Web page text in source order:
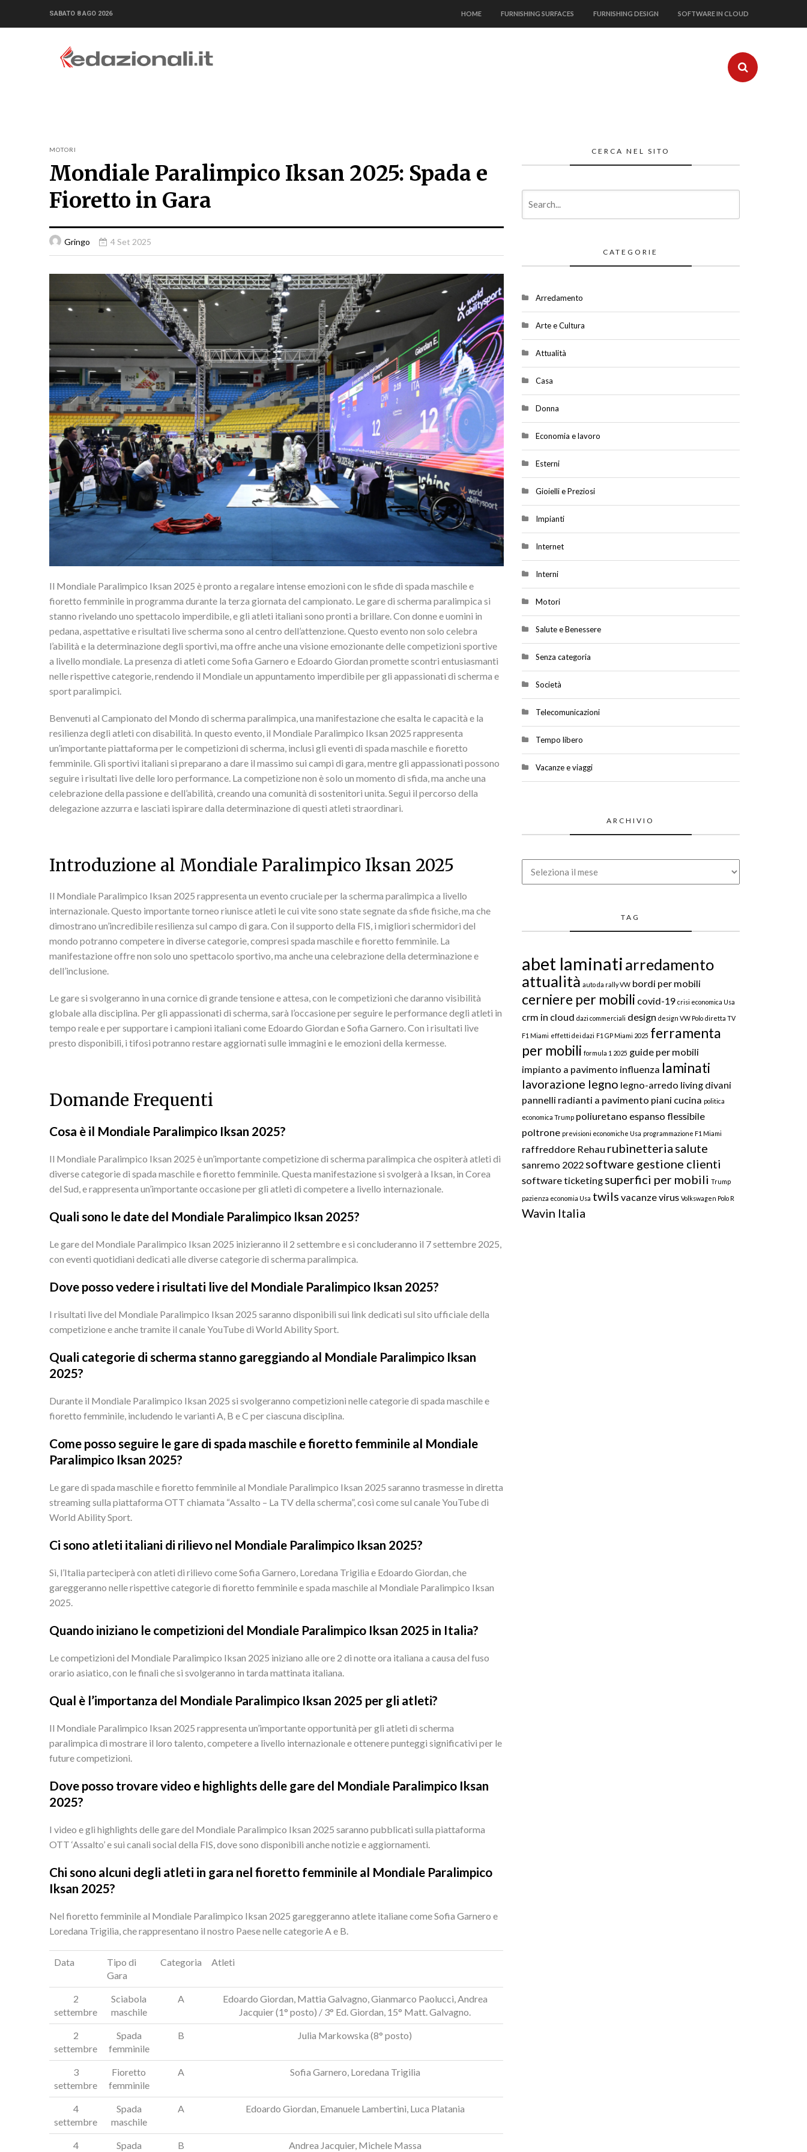
SABATO 8 AGO 2026 HOME FURNISHING SURFACES FURNISHING DESIGN SOFTWARE IN CLOUD
MOTORI
Mondiale Paralimpico Iksan 2025: Spada e
Fioretto in Gara
Gringo 4 Set 2025
Il Mondiale Paralimpico Iksan 2025 è pronto a regalare intense emozioni con le sfide di spada maschile e
fioretto femminile in programma durante la terza giornata del campionato. Le gare di scherma paralimpica si
stanno rivelando uno spettacolo imperdibile, e gli atleti italiani sono pronti a brillare. Con donne e uomini in
pedana, aspettative e risultati live scherma sono al centro dell’attenzione. Questo evento non solo celebra
l’abilità e la determinazione degli sportivi, ma offre anche una visione emozionante delle competizioni sportive
a livello mondiale. La presenza di atleti come Sofia Garnero e Edoardo Giordan promette scontri entusiasmanti
nelle rispettive categorie, rendendo il Mondiale un appuntamento imperdibile per gli appassionati di scherma e
sport paralimpici.
Benvenuti al Campionato del Mondo di scherma paralimpica, una manifestazione che esalta le capacità e la
resilienza degli atleti con disabilità. In questo evento, il Mondiale Paralimpico Iksan 2025 rappresenta
un’importante piattaforma per le competizioni di scherma, inclusi gli eventi di spada maschile e fioretto
femminile. Gli sportivi italiani si preparano a dare il massimo sui campi di gara, mentre gli appassionati possono
seguire i risultati live delle loro performance. La competizione non è solo un momento di sfida, ma anche una
celebrazione della passione e dell’abilità, creando una comunità di sostenitori unita. Segui il percorso della
delegazione azzurra e lasciati ispirare dalla determinazione di questi atleti straordinari.
Introduzione al Mondiale Paralimpico Iksan 2025
Il Mondiale Paralimpico Iksan 2025 rappresenta un evento cruciale per la scherma paralimpica a livello
internazionale. Questo importante torneo riunisce atleti le cui vite sono state segnate da sfide fisiche, ma che
dimostrano un’incredibile resilienza sul campo di gara. Con il supporto della FIS, i migliori schermidori del
mondo potranno competere in diverse categorie, compresi spada maschile e fioretto femminile. La
manifestazione offre non solo uno spettacolo sportivo, ma anche una celebrazione della determinazione e
dell’inclusione.
Le gare si svolgeranno in una cornice di grande tensione e attesa, con le competizioni che daranno visibilità
globale alla disciplina. Per gli appassionati di scherma, sarà l’occasione per seguire le performance degli atleti in
tempo reale e per supportare i campioni italiani come Edoardo Giordan e Sofia Garnero. Con i risultati live
presto disponibili, i tifosi potranno restare aggiornati sulle immagini e le emozioni della kermesse.
Domande Frequenti
Cosa è il Mondiale Paralimpico Iksan 2025?
Il Mondiale Paralimpico Iksan 2025 è un’importante competizione di scherma paralimpica che ospiterà atleti di
diverse categorie di spada maschile e fioretto femminile. Questa manifestazione si svolgerà a Iksan, in Corea
del Sud, e rappresenta un’importante occasione per gli atleti di competere a livello internazionale.
Quali sono le date del Mondiale Paralimpico Iksan 2025?
Le gare del Mondiale Paralimpico Iksan 2025 inizieranno il 2 settembre e si concluderanno il 7 settembre 2025,
con eventi quotidiani dedicati alle diverse categorie di scherma paralimpica.
Dove posso vedere i risultati live del Mondiale Paralimpico Iksan 2025?
I risultati live del Mondiale Paralimpico Iksan 2025 saranno disponibili sui link dedicati sul sito ufficiale della
competizione e anche tramite il canale YouTube di World Ability Sport.
Quali categorie di scherma stanno gareggiando al Mondiale Paralimpico Iksan
2025?
Durante il Mondiale Paralimpico Iksan 2025 si svolgeranno competizioni nelle categorie di spada maschile e
fioretto femminile, includendo le varianti A, B e C per ciascuna disciplina.
Come posso seguire le gare di spada maschile e fioretto femminile al Mondiale
Paralimpico Iksan 2025?
Le gare di spada maschile e fioretto femminile al Mondiale Paralimpico Iksan 2025 saranno trasmesse in diretta
streaming sulla piattaforma OTT chiamata “Assalto – La TV della scherma”, così come sul canale YouTube di
World Ability Sport.
Ci sono atleti italiani di rilievo nel Mondiale Paralimpico Iksan 2025?
Sì, l’Italia parteciperà con atleti di rilievo come Sofia Garnero, Loredana Trigilia e Edoardo Giordan, che
gareggeranno nelle rispettive categorie di fioretto femminile e spada maschile al Mondiale Paralimpico Iksan
2025.
Quando iniziano le competizioni del Mondiale Paralimpico Iksan 2025 in Italia?
Le competizioni del Mondiale Paralimpico Iksan 2025 iniziano alle ore 2 di notte ora italiana a causa del fuso
orario asiatico, con le finali che si svolgeranno in tarda mattinata italiana.
Qual è l’importanza del Mondiale Paralimpico Iksan 2025 per gli atleti?
Il Mondiale Paralimpico Iksan 2025 rappresenta un’importante opportunità per gli atleti di scherma
paralimpica di mostrare il loro talento, competere a livello internazionale e ottenere punteggi significativi per le
future competizioni.
Dove posso trovare video e highlights delle gare del Mondiale Paralimpico Iksan
2025?
I video e gli highlights delle gare del Mondiale Paralimpico Iksan 2025 saranno pubblicati sulla piattaforma
OTT ‘Assalto’ e sui canali social della FIS, dove sono disponibili anche notizie e aggiornamenti.
Chi sono alcuni degli atleti in gara nel fioretto femminile al Mondiale Paralimpico
Iksan 2025?
Nel fioretto femminile al Mondiale Paralimpico Iksan 2025 gareggeranno atlete italiane come Sofia Garnero e
Loredana Trigilia, che rappresentano il nostro Paese nelle categorie A e B.
Data
Tipo di
Gara
Categoria Atleti
2
settembre
Sciabola
maschile
A
Edoardo Giordan, Mattia Galvagno, Gianmarco Paolucci, Andrea
Jacquier (1° posto) / 3° Ed. Giordan, 15° Matt. Galvagno.
2
settembre
Spada
femminile
B Julia Markowska (8° posto)
3
settembre
Fioretto
femminile
A Sofia Garnero, Loredana Trigilia
4
settembre
Spada
maschile
A Edoardo Giordan, Emanuele Lambertini, Luca Platania
4 Spada B Andrea Jacquier, Michele Massa
CERCA NEL SITO
CATEGORIE
Arredamento
Arte e Cultura
Attualità
Casa
Donna
Economia e lavoro
Esterni
Gioielli e Preziosi
Impianti
Internet
Interni
Motori
Salute e Benessere
Senza categoria
Società
Telecomunicazioni
Tempo libero
Vacanze e viaggi
ARCHIVIO
Archivio
TAG
abet laminati arredamento
attualità auto da rally VW bordi per mobili
cerniere per mobili covid-19 crisi economica Usa
crm in cloud dazi commerciali design design VW Polo diretta TV
F1 Miami effetti dei dazi F1 GP Miami 2025 ferramenta
per mobili formula 1 2025 guide per mobili
impianto a pavimento influenza laminati
lavorazione legno legno-arredo living divani
pannelli radianti a pavimento piani cucina politica
economica Trump poliuretano espanso flessibile
poltrone previsioni economiche Usa programmazione F1 Miami
raffreddore Rehau rubinetteria salute
sanremo 2022 software gestione clienti
software ticketing superfici per mobili Trump
pazienza economia Usa twils vacanzevirus Volkswagen Polo R
Wavin Italia